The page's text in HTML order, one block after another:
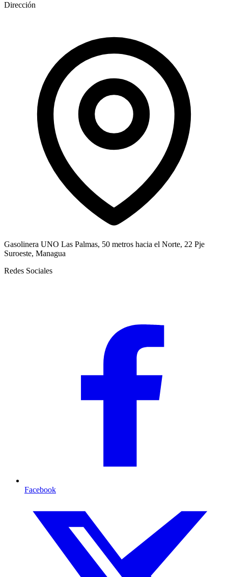
Dirección
Gasolinera UNO Las Palmas, 50 metros hacia el Norte, 22 Pje
Suroeste, Managua
Redes Sociales
Facebook